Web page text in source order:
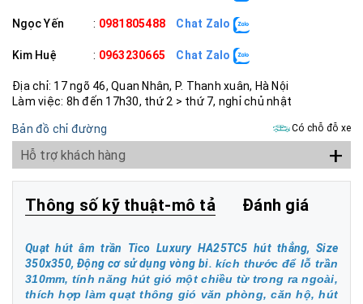
Ngọc Yến : 0981805488 Chat Zalo
Kim Huệ : 0963230665 Chat Zalo
Địa chỉ: 17 ngõ 46, Quan Nhân, P. Thanh xuân, Hà Nội
Làm việc: 8h đến 17h30, thứ 2 > thứ 7, nghỉ chủ nhật
Bản đồ chỉ đường Có chỗ đỗ xe
Hỗ trợ khách hàng +
Thông số kỹ thuật-mô tả Đánh giá
Quạt hút âm trần Tico Luxury HA25TC5 hút thẳng, Size
350x350, Động cơ sử dụng vòng bi. kích thước để lỗ trần
310mm, tính năng hút gió một chiều từ trong ra ngoài,
thích hợp làm quạt thông gió văn phòng, căn hộ, hút